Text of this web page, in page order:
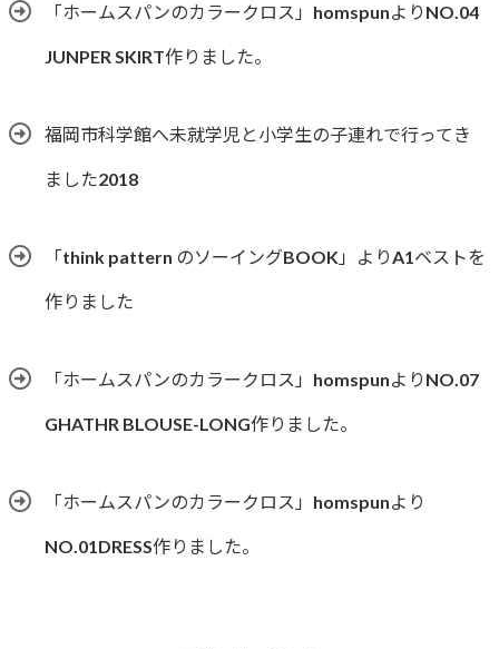
「ホームスパンのカラークロス」homspunよりNO.04
JUNPER SKIRT作りました。
福岡市科学館へ未就学児と小学生の子連れで行ってき
ました2018
「think pattern のソーイングBOOK」よりA1ベストを
作りました
「ホームスパンのカラークロス」homspunよりNO.07
GHATHR BLOUSE-LONG作りました。
「ホームスパンのカラークロス」homspunより
NO.01DRESS作りました。